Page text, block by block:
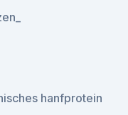
hanfprotein